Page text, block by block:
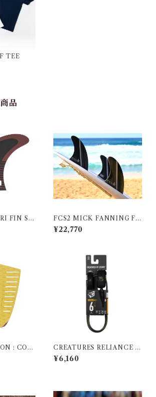
TEE
品
FIN SE
FCS2 MICK FANNING FI
BLE FUSION FIN
¥22,770
: CON
｜
CREATURES RELIANCE 2.
0 | STANDARD DUTY | 6F
T | 7MM LEASH (MILITAR
¥6,160